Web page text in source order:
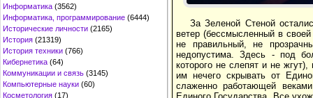
Информатика (3562)
Информатика, программирование (6444)
Исторические личности (2165)
История (21319)
История техники (766)
Кибернетика (64)
Коммуникации и связь (3145)
Компьютерные науки (60)
Косметология (17)
За Зеленой Стеной
ветер (бессмысленный в
не правильный, не
недопустима. Здесь - под
которого не слепят и не
им нечего скрывать от
слаженно работающей